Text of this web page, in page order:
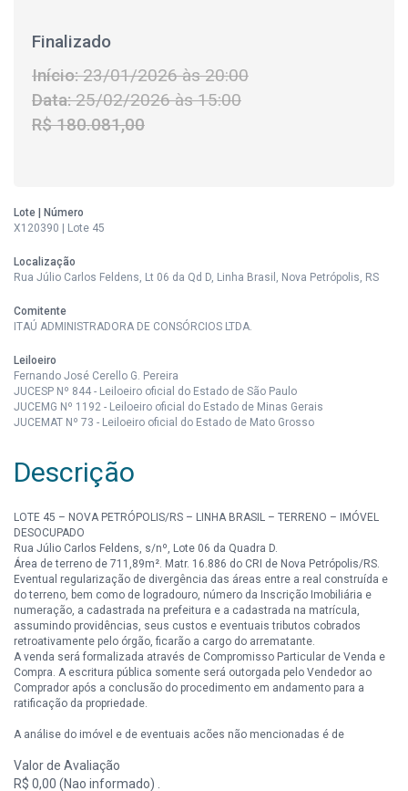
Finalizado
Início:23/01/2026 às 20:00
Data:25/02/2026 às 15:00
R$ 180.081,00
Lote | Número
X120390 | Lote 45
Localização
Rua Júlio Carlos Feldens, Lt 06 da Qd D, Linha Brasil, Nova Petrópolis, RS
Comitente
ITAÚ ADMINISTRADORA DE CONSÓRCIOS LTDA.
Leiloeiro
Fernando José Cerello G. Pereira
JUCESP Nº 844 - Leiloeiro oficial do Estado de São Paulo
JUCEMG Nº 1192 - Leiloeiro oficial do Estado de Minas Gerais
JUCEMAT Nº 73 - Leiloeiro oficial do Estado de Mato Grosso
Descrição
LOTE 45 – NOVA PETRÓPOLIS/RS – LINHA BRASIL – TERRENO – IMÓVEL
DESOCUPADO
Rua Júlio Carlos Feldens, s/nº, Lote 06 da Quadra D.
Área de terreno de 711,89m². Matr. 16.886 do CRI de Nova Petrópolis/RS.
Eventual regularização de divergência das áreas entre a real construída e
do terreno, bem como de logradouro, número da Inscrição Imobiliária e
numeração, a cadastrada na prefeitura e a cadastrada na matrícula,
assumindo providências, seus custos e eventuais tributos cobrados
retroativamente pelo órgão, ficarão a cargo do arrematante.
A venda será formalizada através de Compromisso Particular de Venda e
Compra. A escritura pública somente será outorgada pelo Vendedor ao
Comprador após a conclusão do procedimento em andamento para a
ratificação da propriedade.
A análise do imóvel e de eventuais ações não mencionadas é de
IPTU (exceto área maior) e Condomínio, serão quitados pelo Vendedor até
a data do leilão.
Valor de Avaliação
R$ 0,00 (Nao informado) .